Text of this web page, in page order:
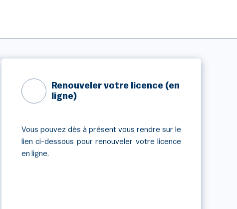
Renouveler votre licence (en
ligne)
Vous pouvez dès à présent vous rendre sur le
lien ci-dessous pour renouveler votre licence
en ligne.